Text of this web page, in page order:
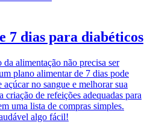
7 dias para diabéticos
alimentação não precisa ser
plano alimentar de 7 dias pode
no sangue e melhorar sua
criação de refeições adequadas para
uma lista de compras simples.
algo fácil!